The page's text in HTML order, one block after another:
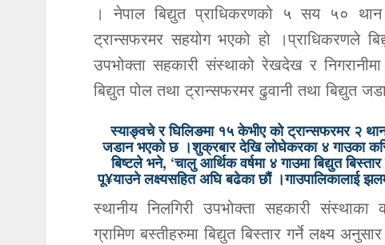
। नेपाल बिद्युत प्राधिकरणको ५ सय ५०
ट्रान्सफरमर सहयोग भएको हो ।प्राधिकरणले
उपभोक्ता सहकारी संस्थाको रेखदेख र
बिद्युत पोल तथा ट्रान्सफरमर ढुवानी तथा बिद्युत
स्याङ्वचे र घिलिङमा १५ केभीए को ट्रान्सफरमर २
जडान भएको छ ।शुक्रबार देखि लोघेकरका ४ गाउका
बिष्टले भने, ‘चालु आर्थिक वर्षमा ४ गाउमा बिद्युत
पू¥याउने लक्ष्यसहित अघि बढेका छौं ।गाउपालिकालाई
स्थानीय निलगिरी उपभोक्ता सहकारी
ग्रामिण बस्तीहरुमा बिद्युत बिस्तार गर्ने लक्ष्य